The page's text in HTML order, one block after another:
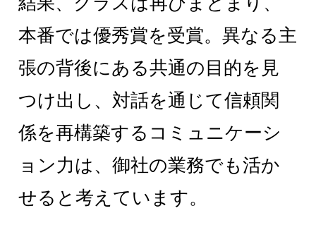
本番では優秀賞を受賞。異なる主
張の背後にある共通の目的を見
つけ出し、対話を通じて信頼関
係を再構築するコミュニケーシ
ョン力は、御社の業務でも活か
せると考えています。